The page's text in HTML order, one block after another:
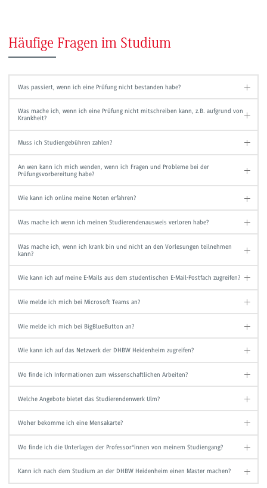
Häufige Fragen im Studium
Was passiert, wenn ich eine Prüfung nicht bestanden habe?
Was mache ich, wenn ich eine Prüfung nicht mitschreiben kann, z.B. aufgrund von
Krankheit?
Muss ich Studiengebühren zahlen?
An wen kann ich mich wenden, wenn ich Fragen und Probleme bei der
Prüfungsvorbereitung habe?
Wie kann ich online meine Noten erfahren?
Was mache ich wenn ich meinen Studierendenausweis verloren habe?
Was mache ich, wenn ich krank bin und nicht an den Vorlesungen teilnehmen
kann?
Wie kann ich auf meine E-Mails aus dem studentischen E-Mail-Postfach zugreifen?
Wie melde ich mich bei Microsoft Teams an?
Wie melde ich mich bei BigBlueButton an?
Wie kann ich auf das Netzwerk der DHBW Heidenheim zugreifen?
Wo finde ich Informationen zum wissenschaftlichen Arbeiten?
Welche Angebote bietet das Studierendenwerk Ulm?
Woher bekomme ich eine Mensakarte?
Wo finde ich die Unterlagen der Professor*innen von meinem Studiengang?
Kann ich nach dem Studium an der DHBW Heidenheim einen Master machen?